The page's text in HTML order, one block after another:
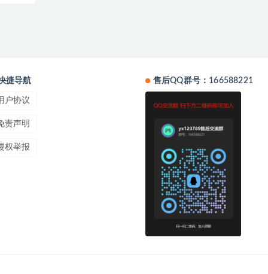
捷导航
户协议
责声明
权举报
售后QQ群号：166588221